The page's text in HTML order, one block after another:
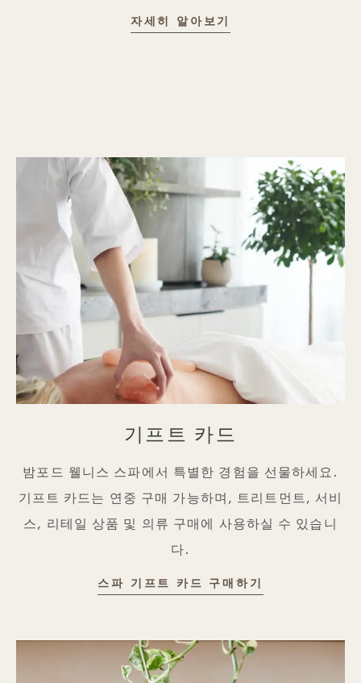
자세히 알아보기
기프트 카드
밤포드 웰니스 스파에서 특별한 경험을 선물하세요.
기프트 카드는 연중 구매 가능하며, 트리트먼트, 서비
스, 리테일 상품 및 의류 구매에 사용하실 수 있습니
다.
스파 기프트 카드 구매하기